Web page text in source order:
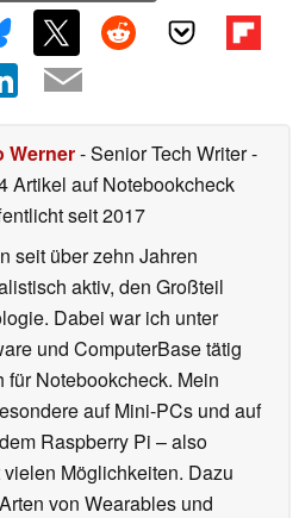
Werner- Senior Tech Writer-
Artikel auf Notebookcheck
seit 2017
seit über zehn Jahren
aktiv, den Großteil
Dabei war ich unter
und ComputerBase tätig
Notebookcheck. Mein
auf Mini-PCs und auf
Raspberry Pi – also
Möglichkeiten. Dazu
von Wearables und